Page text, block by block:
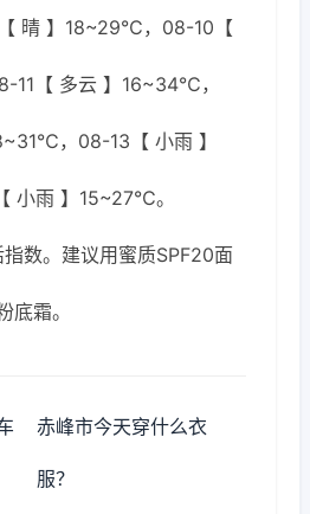
晴 】18~29℃，08-10【
【 多云 】16~34℃，
，08-13【 小雨 】
小雨 】15~27℃。
数。建议用蜜质SPF20面
底霜。
赤峰市今天穿什么衣
服？